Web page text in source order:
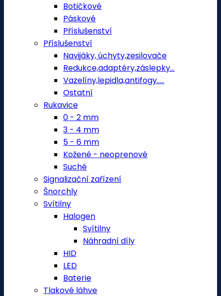
Botičkové
Páskové
Příslušenství
Příslušenství
Navijáky, úchyty,zesilovače
Redukce,adaptéry,záslepky...
Vazelíny,lepidla,antifogy.....
Ostatní
Rukavice
0 - 2 mm
3 - 4 mm
5 - 6 mm
Kožené - neoprenové
Suché
Signalizační zařízení
Šnorchly
Svítilny
Halogen
Svítilny
Náhradní díly
HID
LED
Baterie
Tlakové láhve